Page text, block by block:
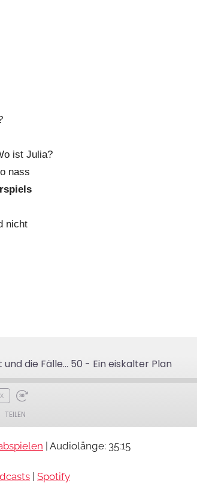
ist Julia?
nass
nicht
die Fälle... 50 - Ein eiskalter Plan
TEILEN
Google PodcastsAudiolänge: 35:15
| Spotify